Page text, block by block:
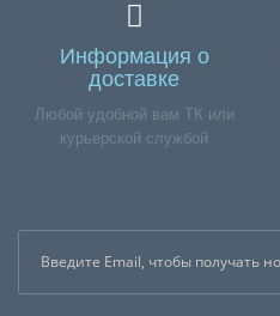
Информация о
доставке
Любой удобной вам ТК или
курьерской службой